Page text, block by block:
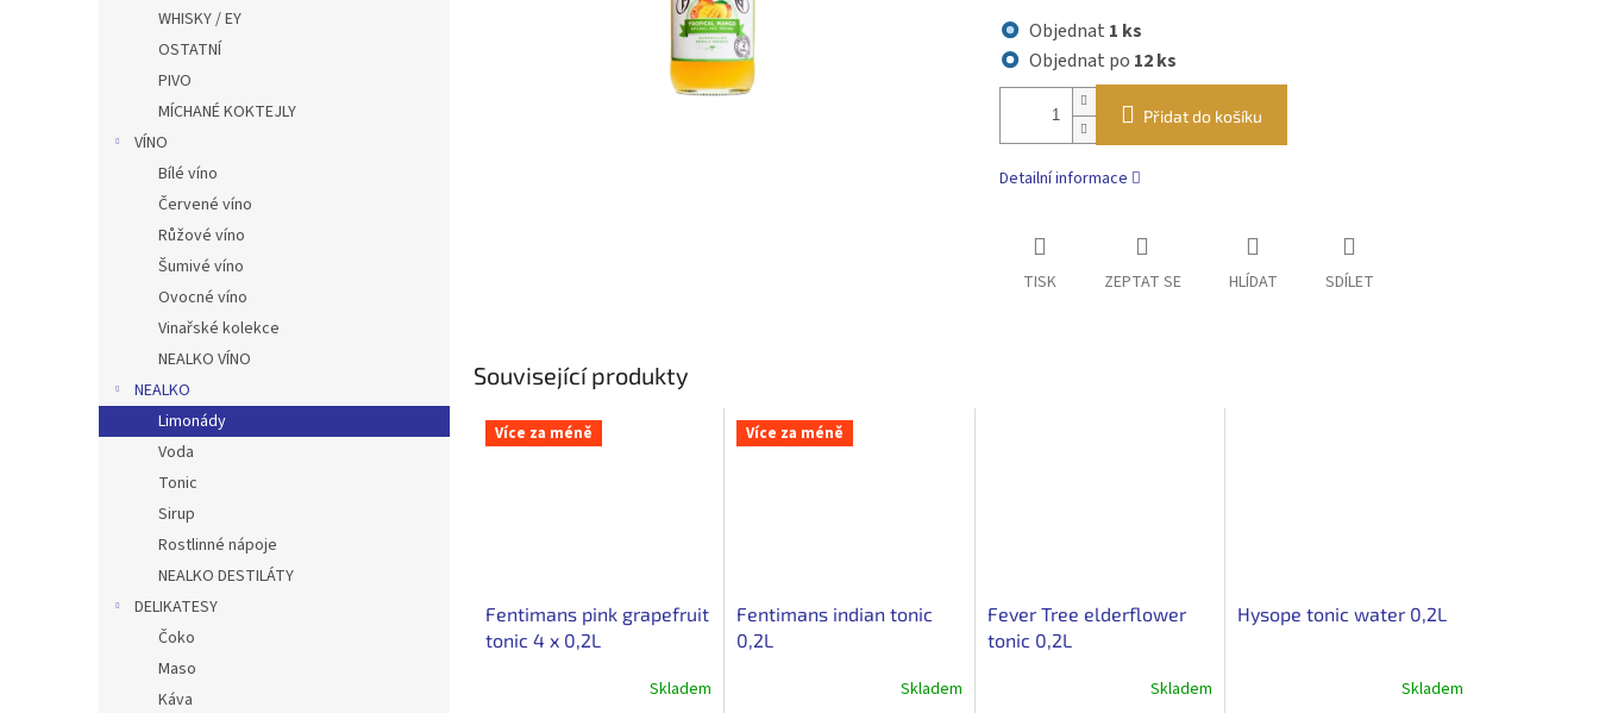
WHISKY / EY
OSTATNÍ
PIVO
MÍCHANÉ KOKTEJLY
VÍNO
Bílé víno
Červené víno
Růžové víno
Šumivé víno
Ovocné víno
Vinařské kolekce
NEALKO VÍNO
NEALKO
Limonády
Voda
Tonic
Sirup
Rostlinné nápoje
NEALKO DESTILÁTY
DELIKATESY
Čoko
Maso
Káva
Objednat 1 ks
Objednat po 12 ks
Přidat do košíku
Detailní informace
TISK ZEPTAT SE HLÍDAT SDÍLET
Související produkty
Více za méně
Fentimans pink grapefruit
tonic 4 x 0,2L
Skladem
Více za méně
Fentimans indian tonic
0,2L
Skladem
Fever Tree elderflower
tonic 0,2L
Skladem
Hysope tonic water 0,2L
Skladem